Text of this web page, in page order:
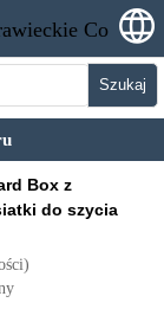
Szukaj
Box z
do szycia